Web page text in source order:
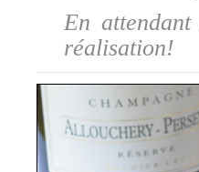
En
réalisation!